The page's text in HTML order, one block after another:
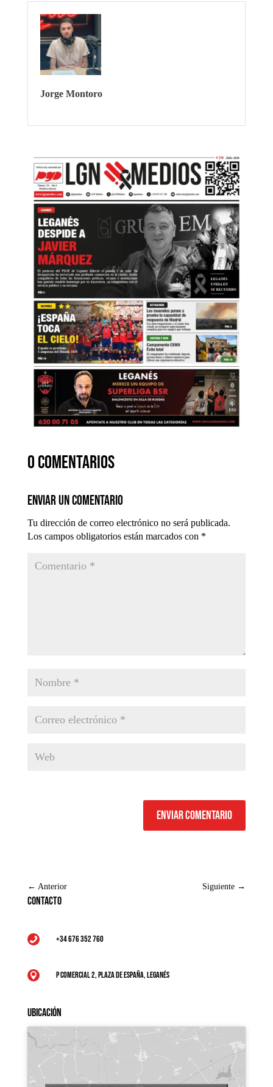
Jorge Montoro
0 comentarios
Enviar un comentario
Tu dirección de correo electrónico no será publicada.
Los campos obligatorios están marcados con *
Enviar comentario
← Anterior Siguiente →
Contacto
 +34 676 352 760
 P Comercial 2, Plaza de España, Leganés
Ubicación